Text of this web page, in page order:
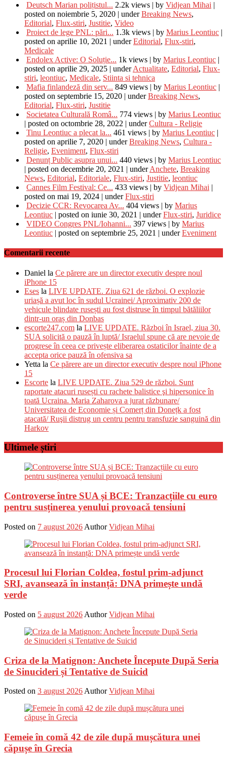
Deutsch Marian polițistul... 2.2k views | by Vidjean Mihai |
posted on noiembrie 5, 2020 | underBreaking News,
Editorial, Flux-stiri, Justitie, Video
Proiect de lege PNL: pări... 1.3k views | by Marius Leontiuc |
posted on aprilie 10, 2021 | underEditorial, Flux-stiri,
Medicale
Endolex Active: O Soluție... 1k views | by Marius Leontiuc |
posted on aprilie 29, 2025 | underActualitate, Editorial, Flux-
stiri, leontiuc, Medicale, Stiinta si tehnica
Mafia finlandeză din serv... 849 views | by Marius Leontiuc |
posted on septembrie 15, 2020 | underBreaking News,
Editorial, Flux-stiri, Justitie
Societatea Culturală Româ... 774 views | by Marius Leontiuc
| posted on octombrie 28, 2022 | underCultura - Religie
Tinu Leontiuc a plecat la... 461 views | by Marius Leontiuc |
posted on aprilie 7, 2020 | underBreaking News, Cultura -
Religie, Eveniment, Flux-stiri
Denunț Public asupra unui... 440 views | by Marius Leontiuc
| posted on decembrie 20, 2021 | underAnchete, Breaking
News, Editorial, Editoriale, Flux-stiri, Justitie, leontiuc
Cannes Film Festival: Ce... 433 views | by Vidjean Mihai |
posted on mai 19, 2024 | underFlux-stiri
Decizie CCR: Revocarea Av... 404 views | by Marius
Leontiuc | posted on iunie 30, 2021 | underFlux-stiri, Juridice
VIDEO Congres PNL/Iohanni... 397 views | by Marius
Leontiuc | posted on septembrie 25, 2021 | underEveniment
Comentarii recente
Daniel la Ce părere are un director executiv despre noul
iPhone 15
Eses la LIVE UPDATE. Ziua 621 de război. O explozie
uriașă a avut loc în sudul Ucrainei/ Aproximativ 200 de
vehicule blindate rusești au fost distruse în timpul bătăliilor
dintr-un oraș din Donbas
escorte247.com la LIVE UPDATE. Război în Israel, ziua 30.
SUA solicită o pauză în luptă/ Israelul spune că are nevoie de
progrese în ceea ce privește eliberarea ostaticilor înainte de a
accepta orice pauză în ofensiva sa
Yetta la Ce părere are un director executiv despre noul iPhone
15
Escorte la LIVE UPDATE. Ziua 529 de război. Sunt
raportate atacuri rusești cu rachete balistice şi hipersonice în
toată Ucraina. Maria Zaharova a jurat răzbunare/
Universitatea de Economie și Comerț din Donețk a fost
atacată/ Ruşii distrug un centru pentru transfuzie sanguină din
Harkov
Ultimele știri
Controverse între SUA și BCE: Tranzacțiile cu euro
pentru susținerea yenului provoacă tensiuni
Posted on 7 august 2026 Author Vidjean Mihai
Procesul lui Florian Coldea, fostul prim-adjunct
SRI, avansează în instanță: DNA primește undă
verde
Posted on 5 august 2026 Author Vidjean Mihai
Criza de la Matignon: Anchete Începute După Seria
de Sinucideri și Tentative de Suicid
Posted on 3 august 2026Author Vidjean Mihai
Femeie în comă 42 de zile după mușcătura unei
căpușe în Grecia